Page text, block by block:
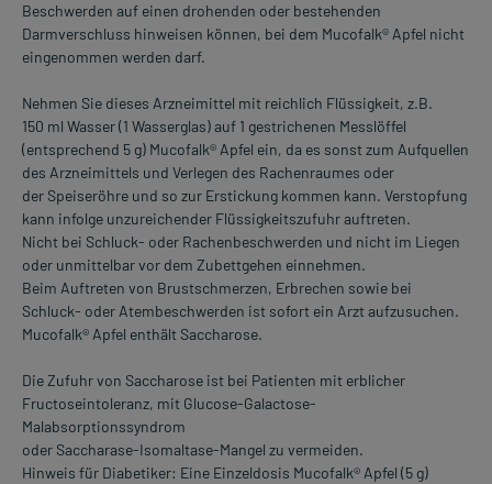
Beschwerden auf einen drohenden oder bestehenden
Darmverschluss hinweisen können, bei dem Mucofalk® Apfel nicht
eingenommen werden darf.
Nehmen Sie dieses Arzneimittel mit reichlich Flüssigkeit, z.B.
150 ml Wasser (1 Wasserglas) auf 1 gestrichenen Messlöffel
(entsprechend 5 g) Mucofalk® Apfel ein, da es sonst zum Aufquellen
des Arzneimittels und Verlegen des Rachenraumes oder
der Speiseröhre und so zur Erstickung kommen kann. Verstopfung
kann infolge unzureichender Flüssigkeitszufuhr auftreten.
Nicht bei Schluck- oder Rachenbeschwerden und nicht im Liegen
oder unmittelbar vor dem Zubettgehen einnehmen.
Beim Auftreten von Brustschmerzen, Erbrechen sowie bei
Schluck- oder Atembeschwerden ist sofort ein Arzt aufzusuchen.
Mucofalk® Apfel enthält Saccharose.
Die Zufuhr von Saccharose ist bei Patienten mit erblicher
Fructoseintoleranz, mit Glucose-Galactose-
Malabsorptionssyndrom
oder Saccharase-Isomaltase-Mangel zu vermeiden.
Hinweis für Diabetiker: Eine Einzeldosis Mucofalk® Apfel (5 g)